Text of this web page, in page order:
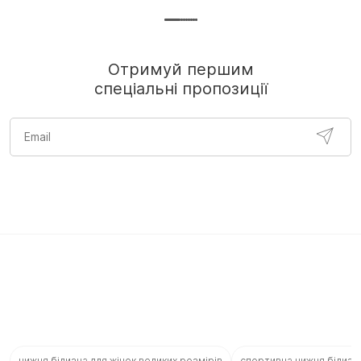
Отримуй першим
спеціальні пропозиції